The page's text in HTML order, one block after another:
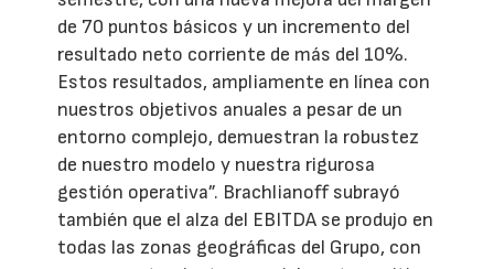
de 70 puntos básicos y un incremento del
resultado neto corriente de más del 10%.
Estos resultados, ampliamente en línea con
nuestros objetivos anuales a pesar de un
entorno complejo, demuestran la robustez
de nuestro modelo y nuestra rigurosa
gestión operativa”. Brachlianoff subrayó
también que el alza del EBITDA se produjo en
todas las zonas geográficas del Grupo, con